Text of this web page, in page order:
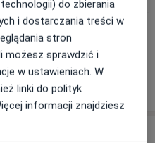
do zbierania
i dostarczania treści w
stron
możesz sprawdzić i
w ustawieniach. W
linki do polityk
informacji znajdziesz